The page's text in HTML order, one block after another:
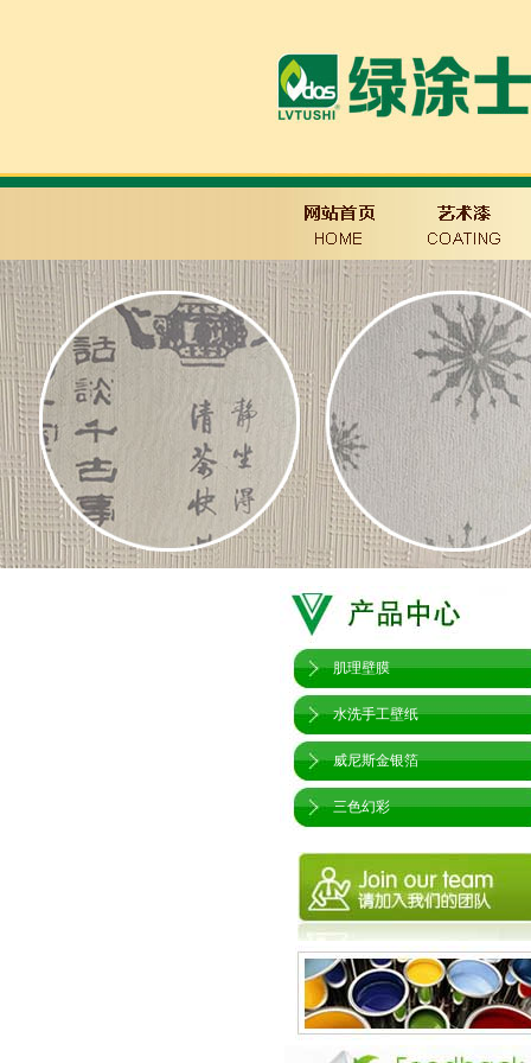
肌理壁膜
水洗手工壁纸
威尼斯金银箔
三色幻彩